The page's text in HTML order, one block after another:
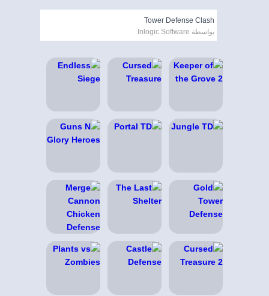
Tower Defense Clash
بواسطة Inlogic Software